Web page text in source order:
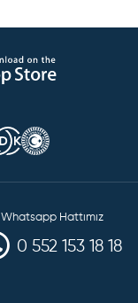
Whatsapp Hattımız
0 552 153 18 18